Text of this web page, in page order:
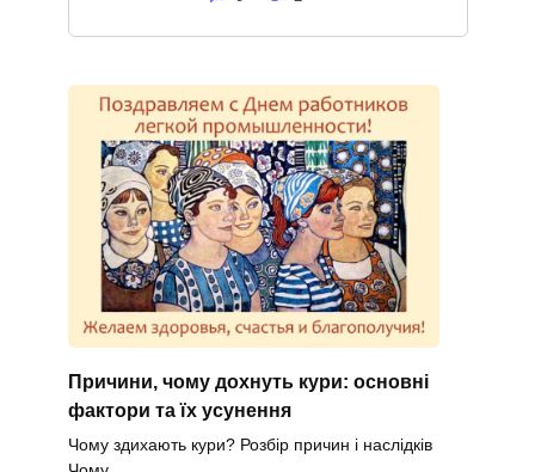
Причини, чому дохнуть кури: основні
фактори та їх усунення
Чому здихають кури? Розбір причин і наслідків